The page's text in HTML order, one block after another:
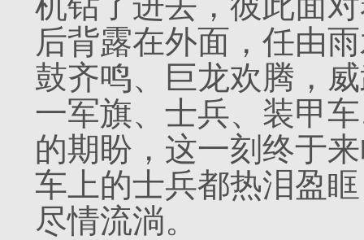
后背露在外面，任由
鼓齐鸣、巨龙欢腾，
一军旗、士兵、装甲
的期盼，这一刻终于
车上的士兵都热泪盈
尽情流淌。